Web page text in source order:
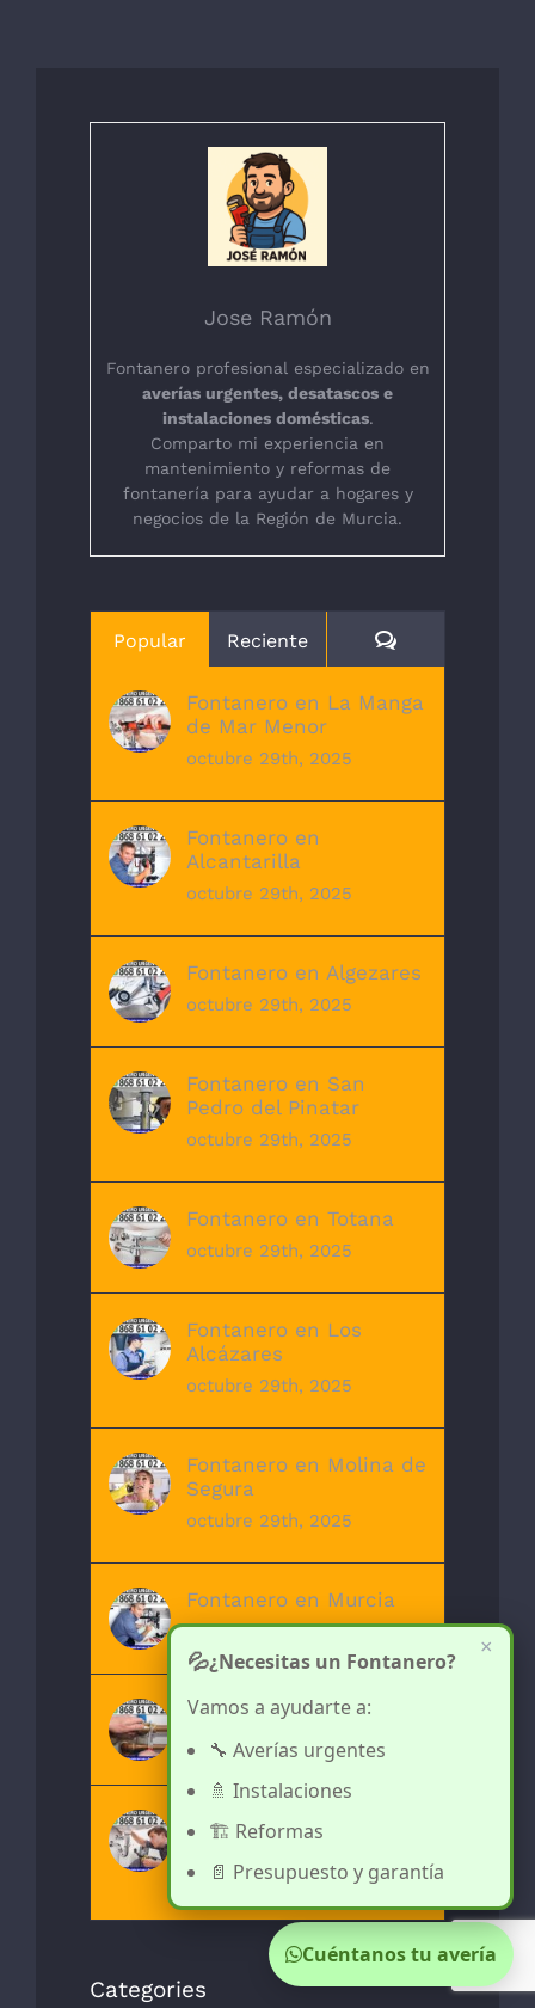
Jose Ramón
Fontanero profesional especializado en
averías urgentes, desatascos e
instalaciones domésticas.
Comparto mi experiencia en
mantenimiento y reformas de
fontanería para ayudar a hogares y
negocios de la Región de Murcia.
Popular Reciente Comentarios
Fontanero en La Manga
de Mar Menor
octubre 29th, 2025
Fontanero en
Alcantarilla
octubre 29th, 2025
Fontanero en Algezares
octubre 29th, 2025
Fontanero en San
Pedro del Pinatar
octubre 29th, 2025
Fontanero en Totana
octubre 29th, 2025
Fontanero en Los
Alcázares
octubre 29th, 2025
Fontanero en Molina de
Segura
octubre 29th, 2025
Fontanero en Murcia
octubre 29th, 2025
Fontanero en Archena
octubre 29th, 2025
Fontanero en
Cartagena
octubre 29th, 2025
Categories
×
💦¿Necesitas un Fontanero?
Vamos a ayudarte a:
🔧 Averías urgentes
🚿 Instalaciones
🏗️ Reformas
📄 Presupuesto y garantía
Cuéntanos tu avería